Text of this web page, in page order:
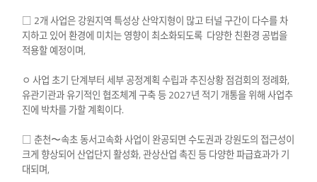
□ 2개 사업은 강원지역 특성상 산악지형이 많고 터널 구간이 다수를 차
지하고 있어 환경에 미치는 영향이 최소화되도록 다양한 친환경 공법을
적용할 예정이며,
ㅇ 사업 초기 단계부터 세부 공정계획 수립과 추진상황 점검회의 정례화,
유관기관과 유기적인 협조체계 구축 등 2027년 적기 개통을 위해 사업추
진에 박차를 가할 계획이다.
□ 춘천〜속초 동서고속화 사업이 완공되면 수도권과 강원도의 접근성이
크게 향상되어 산업단지 활성화, 관상산업 촉진 등 다양한 파급효과가 기
대되며,